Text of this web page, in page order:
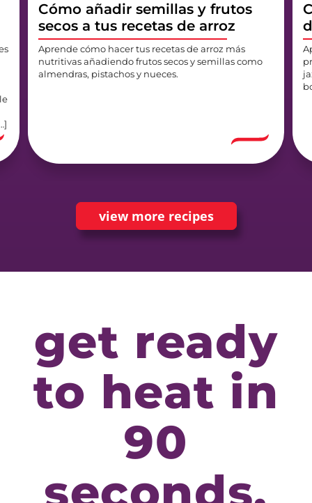
Cómo añadir semillas y frutos
secos a tus recetas de arroz
Aprende cómo hacer tus recetas de arroz más
nutritivas añadiendo frutos secos y semillas como
almendras, pistachos y nueces.
view more recipes
get ready
to heat in
90